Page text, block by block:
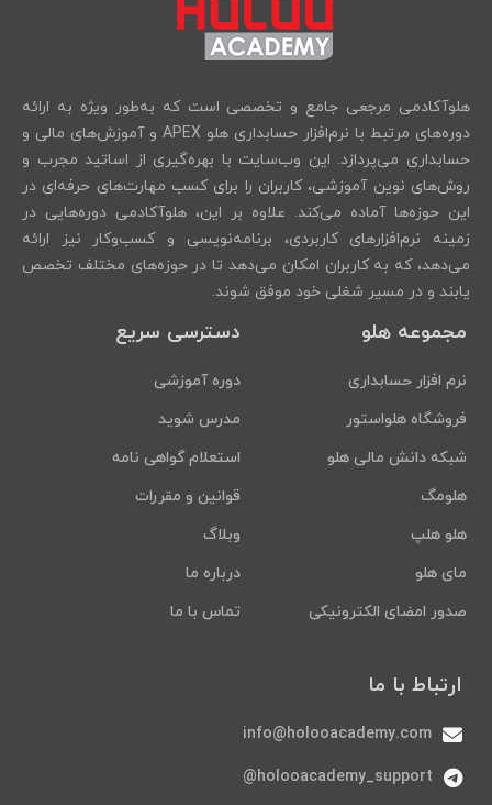
هلوآکادمی مرجعی جامع و تخصصی است که به‌طور ویژه به ارائه
دوره‌های مرتبط با نرم‌افزار حسابداری هلو APEX و آموزش‌های مالی و
حسابداری می‌پردازد. این وب‌سایت با بهره‌گیری از اساتید مجرب و
روش‌های نوین آموزشی، کاربران را برای کسب مهارت‌های حرفه‌ای در
این حوزه‌ها آماده می‌کند. علاوه بر این، هلوآکادمی دوره‌هایی در
زمینه نرم‌افزارهای کاربردی، برنامه‌نویسی و کسب‌وکار نیز ارائه
می‌دهد، که به کاربران امکان می‌دهد تا در حوزه‌های مختلف تخصص
یابند و در مسیر شغلی خود موفق شوند.
مجموعه هلو
نرم افزار حسابداری
فروشگاه هلواستور
شبکه دانش مالی هلو
هلومگ
هلو هلپ
مای هلو
صدور امضای الکترونیکی
دسترسی سریع
دوره آموزشی
مدرس شوید
استعلام گواهی نامه
قوانین و مقررات
وبلاگ
درباره ما
تماس با ما
ارتباط با ما
info@holooacademy.com
holooacademy_support@